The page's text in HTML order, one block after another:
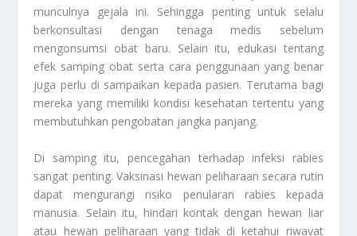
munculnya gejala ini. Sehingga penting untuk selalu
berkonsultasi dengan tenaga medis sebelum
mengonsumsi obat baru. Selain itu, edukasi tentang
efek samping obat serta cara penggunaan yang benar
juga perlu di sampaikan kepada pasien. Terutama bagi
mereka yang memiliki kondisi kesehatan tertentu yang
membutuhkan pengobatan jangka panjang.
Di samping itu, pencegahan terhadap infeksi rabies
sangat penting. Vaksinasi hewan peliharaan secara rutin
dapat mengurangi risiko penularan rabies kepada
manusia. Selain itu, hindari kontak dengan hewan liar
atau hewan peliharaan yang tidak di ketahui riwayat